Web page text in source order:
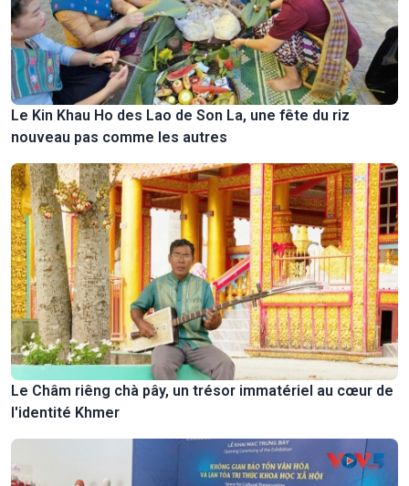
Le Kin Khau Ho des Lao de Son La, une fête du riz
nouveau pas comme les autres
Le Châm riêng chà pây, un trésor immatériel au cœur de
l'identité Khmer